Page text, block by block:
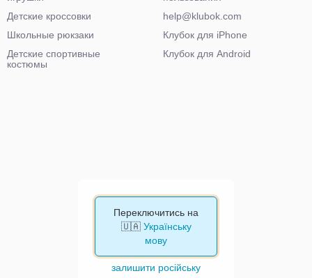
Детские кроссовки
Школьные рюкзаки
Детские спортивные
костюмы
help@klubok.com
Клубок для iPhone
Клубок для Android
Переключитись на
🇺🇦 Українську
мову
залишити російську